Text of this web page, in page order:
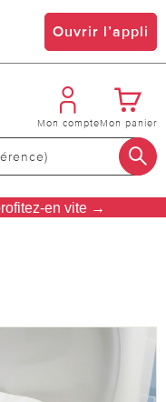
Ouvrir l’appli
Mon compteMon panier
en vite →